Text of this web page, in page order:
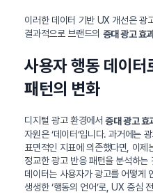
이러한 데이터 기반 UX 개선은 광
결과적으로 브랜드의 증대 광고 효
사용자 행동 데이터
패턴의 변화
디지털 광고 환경에서증대 광고 효
자원은 ‘데이터’입니다. 과거에는
표면적인 지표에 의존했다면, 이제
정교한 광고 반응 패턴을 분석하
데이터는 사용자가 광고를 어떻게
생생한 ‘행동의 언어’로, UX 중심